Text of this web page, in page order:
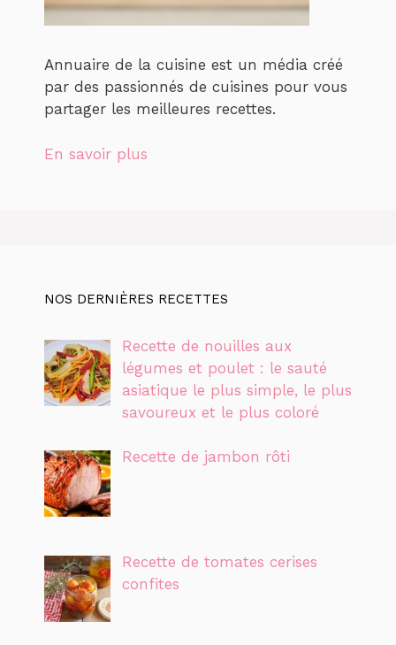
Annuaire de la cuisine est un média créé
par des passionnés de cuisines pour vous
partager les meilleures recettes.
En savoir plus
NOS DERNIÈRES RECETTES
Recette de nouilles aux
légumes et poulet : le sauté
asiatique le plus simple, le plus
savoureux et le plus coloré
Recette de jambon rôti
Recette de tomates cerises
confites